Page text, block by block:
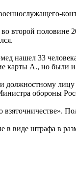
во второй
нашел 33
карты А., но были
должностному
обороны
в виде штрафа в